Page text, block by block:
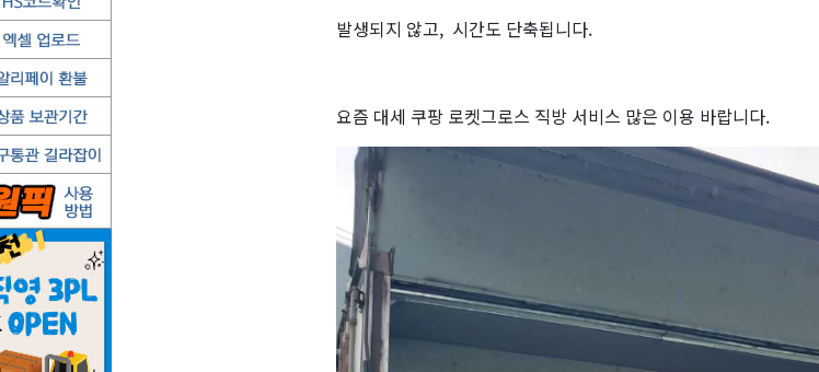
발생되지 않고, 시간도 단축됩니다.
요즘 대세 쿠팡 로켓그로스 직방 서비스 많은 이용 바랍니다.